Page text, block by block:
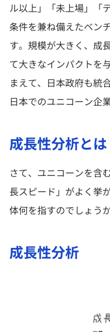
ル以上」「未上場」「
条件を兼ね備えたベン
す。規模が大きく、成
て大きなインパクトを
まえて、日本政府も統
日本でのユニコーン企
成長性分析とは
さて、ユニコーンを含
長スピード」がよく挙
体何を指すのでしょう
成長性分析